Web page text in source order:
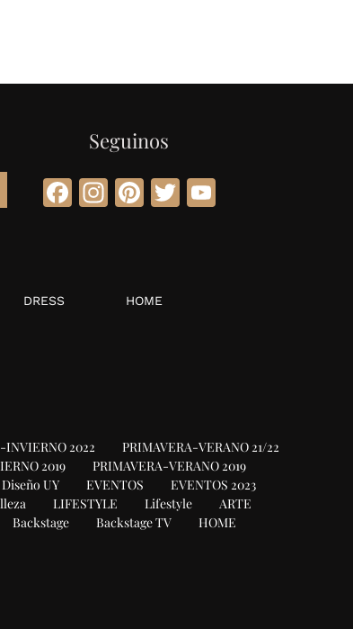
Seguinos
Facebook
Instagram
Pinterest
TwitterYouTube
DRESS HOME
INVIERNO 2022
PRIMAVERA-VERANO 21/22
2019
PRIMAVERA-VERANO 2019
Diseño UY EVENTOS
EVENTOS 2023
LIFESTYLE Lifestyle
ARTE
Backstage Backstage TV HOME